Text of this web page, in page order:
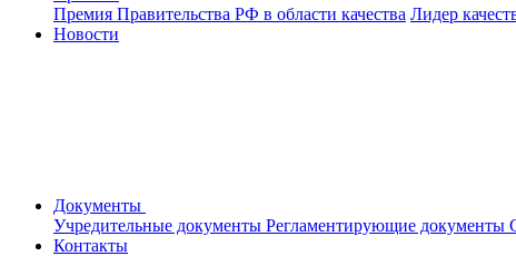
Премия Правительства РФ в области качества Лидер
Новости
Документы
Учредительные документы Регламентирующие документы
Контакты